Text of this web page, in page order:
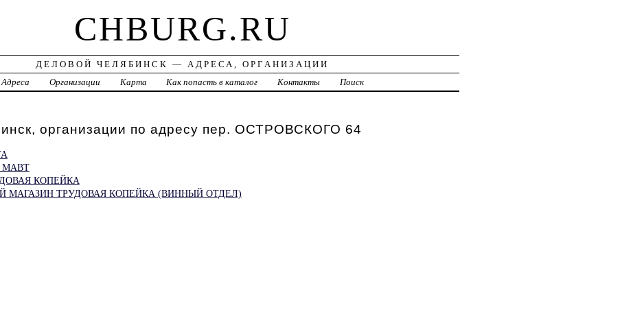
CHBURG.RU
ДЕЛОВОЙ ЧЕЛЯБИНСК — АДРЕСА, ОРГАНИЗАЦИИ
Адреса
Организации Карта Как попасть в каталог Контакты Поиск
организации по адресу пер. ОСТРОВСКОГО 64
МАВТ
КОПЕЙКА
МАГАЗИН ТРУДОВАЯ КОПЕЙКА (ВИННЫЙ ОТДЕЛ)